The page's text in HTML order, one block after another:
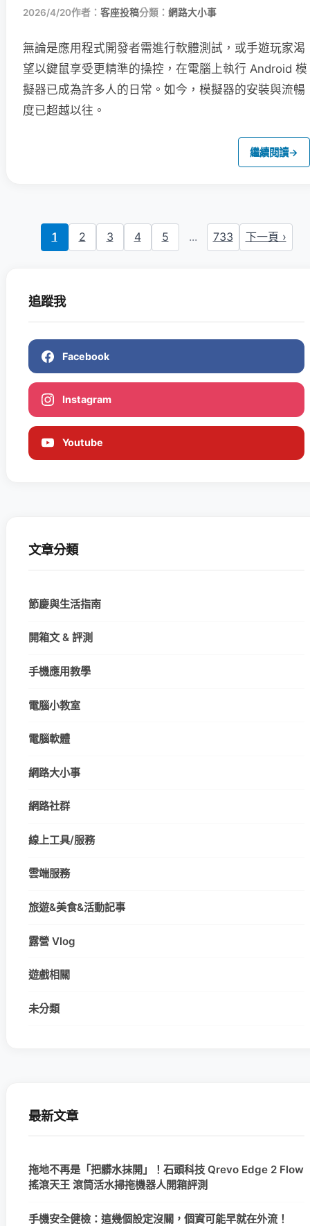
2026/4/20作者： 客座投稿分類： 網路大小事
無論是應用程式開發者需進行軟體測試，或手遊玩家渴
望以鍵鼠享受更精準的操控，在電腦上執行 Android 模
擬器已成為許多人的日常。如今，模擬器的安裝與流暢
度已超越以往。
繼續閱讀→
1 2 3 4 5 ... 733 下一頁 ›
追蹤我
Facebook
Instagram
Youtube
文章分類
節慶與生活指南
開箱文 & 評測
手機應用教學
電腦小教室
電腦軟體
網路大小事
網路社群
線上工具/服務
雲端服務
旅遊&美食&活動記事
露營 Vlog
遊戲相關
未分類
最新文章
拖地不再是「把髒水抹開」！石頭科技 Qrevo Edge 2 Flow
搖滾天王 滾筒活水掃拖機器人開箱評測
手機安全健檢：這幾個設定沒關，個資可能早就在外流！